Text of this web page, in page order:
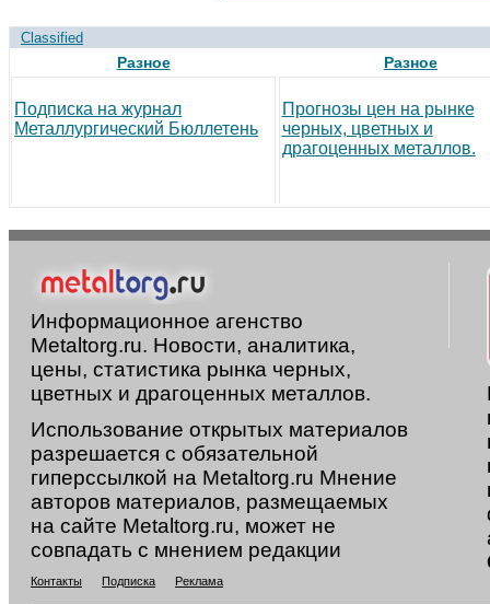
Classified
Разное
Подписка на журнал
Металлургический Бюллетень
Разное
Прогнозы цен на рынке
черных, цветных и
драгоценных металлов.
Информационное агенство
Metaltorg.ru. Новости, аналитика,
цены, статистика рынка черных,
цветных и драгоценных металлов.
Использование открытых материалов
разрешается с обязательной
гиперссылкой на Metaltorg.ru Мнение
авторов материалов, размещаемых
на сайте Metaltorg.ru, может не
совпадать с мнением редакции
Контакты Подписка Реклама